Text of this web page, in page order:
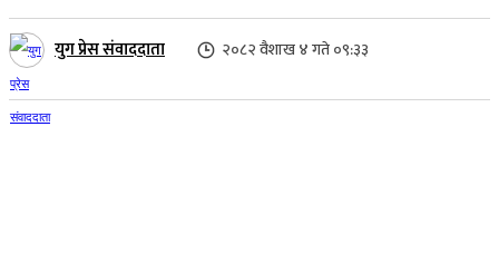
युग प्रेस संवाददाता २०८२ वैशाख ४ गते ०९:३३